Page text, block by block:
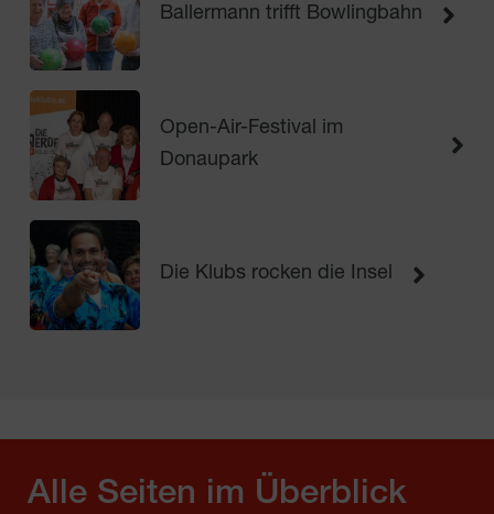
Ballermann trifft Bowlingbahn
Open-Air-Festival im
Donaupark
Die Klubs rocken die Insel
Alle Seiten im Überblick